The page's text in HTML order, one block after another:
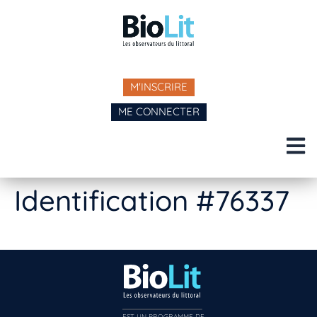
M'INSCRIRE
ME CONNECTER
Identification #76337